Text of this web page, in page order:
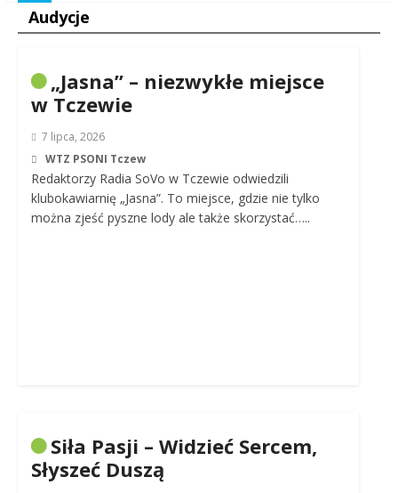
Audycje
„Jasna” – niezwykłe miejsce
w Tczewie
7 lipca, 2026
WTZ PSONI Tczew
Redaktorzy Radia SoVo w Tczewie odwiedzili
klubokawiarnię „Jasna”. To miejsce, gdzie nie tylko
można zjeść pyszne lody ale także skorzystać…..
Siła Pasji – Widzieć Sercem,
Słyszeć Duszą